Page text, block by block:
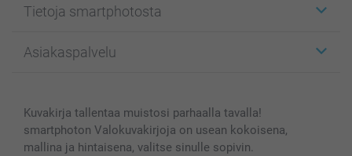
Kuvakortit
Kuvakirjat
Kännykkä & Tabletti
MyNameBook
Tietoja smartphotosta
Affiliate ohjelma
Sivukartta
Ehdot/takuut
Asiakaspalvelu
smartbonus
Hinnat & maksutavat
Kuvakirja tallentaa muistosi parhaalla tavalla!
smartphoton Valokuvakirjoja on usean kokoisena,
mallina ja hintaisena, valitse sinulle sopivin.